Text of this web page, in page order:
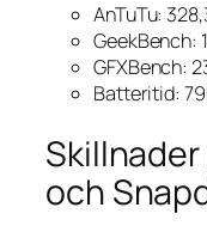
AnTuTu:
GeekBench:
GFXBench:
Batteritid:
och